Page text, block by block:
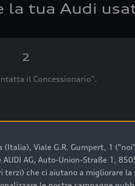
la tua Audi
2
il Concessionario".
Audi
(Italia), Viale G.R. Gumpert, 1
AG, Auto-Union-Straße 1,
che ci aiutano a migliorare la